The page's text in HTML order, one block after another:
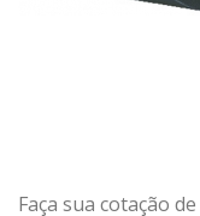
Faça sua cotação de